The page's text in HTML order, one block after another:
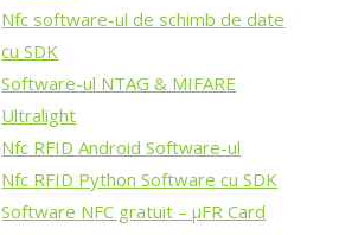
Nfc software-ul de schimb de date
cu SDK
Software-ul NTAG & MIFARE
Ultralight
Nfc RFID Android Software-ul
Nfc RFID Python Software cu SDK
Software NFC gratuit – μFR Card